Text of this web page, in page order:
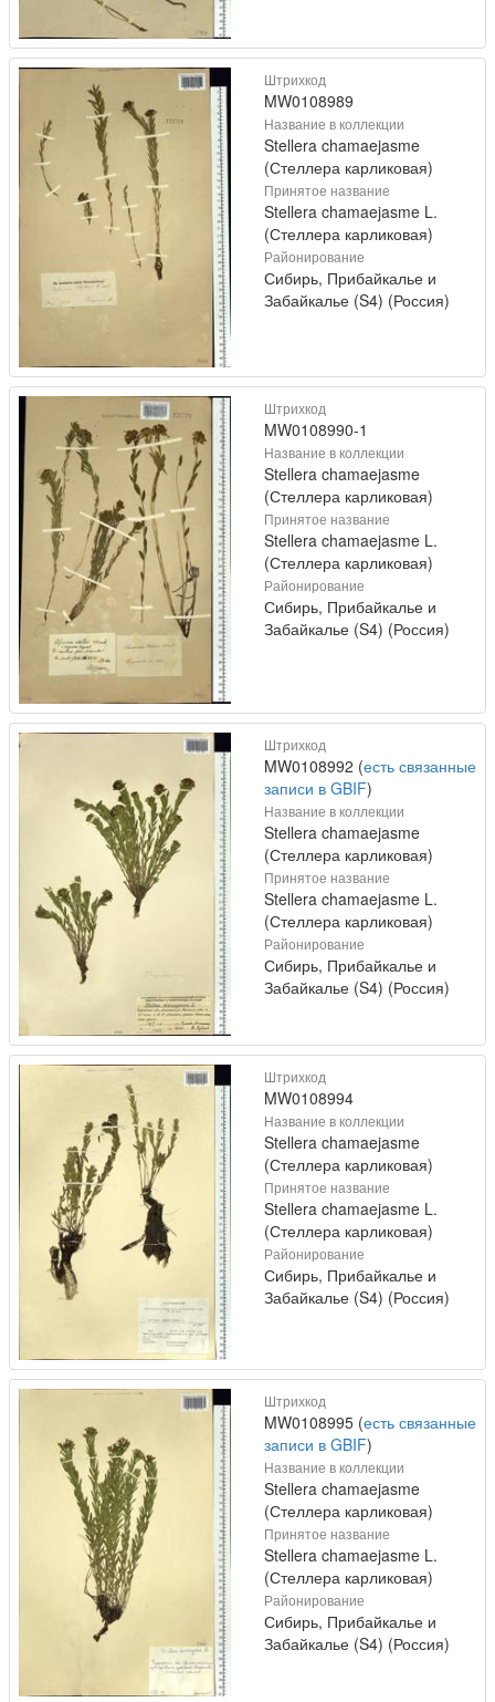
Штрихкод
MW0108989
Название в коллекции
Stellera chamaejasme
(Стеллера карликовая)
Принятое название
Stellera chamaejasme L.
(Стеллера карликовая)
Районирование
Сибирь, Прибайкалье и
Забайкалье (S4) (Россия)
Штрихкод
MW0108990-1
Название в коллекции
Stellera chamaejasme
(Стеллера карликовая)
Принятое название
Stellera chamaejasme L.
(Стеллера карликовая)
Районирование
Сибирь, Прибайкалье и
Забайкалье (S4) (Россия)
Штрихкод
MW0108992 (есть связанные
записи в GBIF)
Название в коллекции
Stellera chamaejasme
(Стеллера карликовая)
Принятое название
Stellera chamaejasme L.
(Стеллера карликовая)
Районирование
Сибирь, Прибайкалье и
Забайкалье (S4) (Россия)
Штрихкод
MW0108994
Название в коллекции
Stellera chamaejasme
(Стеллера карликовая)
Принятое название
Stellera chamaejasme L.
(Стеллера карликовая)
Районирование
Сибирь, Прибайкалье и
Забайкалье (S4) (Россия)
Штрихкод
MW0108995 (есть связанные
записи в GBIF)
Название в коллекции
Stellera chamaejasme
(Стеллера карликовая)
Принятое название
Stellera chamaejasme L.
(Стеллера карликовая)
Районирование
Сибирь, Прибайкалье и
Забайкалье (S4) (Россия)